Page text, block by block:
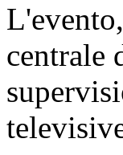
centrale